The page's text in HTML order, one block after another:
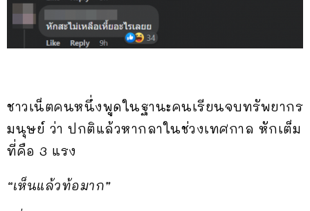
ชาวเน็ตคนหนึ่งพูดในฐานะคนเรียนจบทรัพยากร
มนุษย์ ว่า ปกติแล้วหากลาในช่วงเทศกาล หักเต็ม
ที่คือ 3 แรง
“เห็นแล้วท้อมาก”